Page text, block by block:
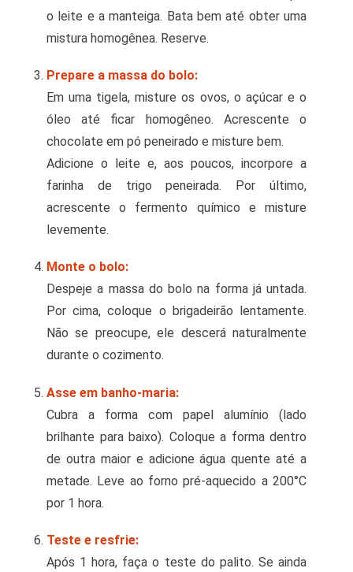
o leite e a manteiga. Bata bem até obter uma
mistura homogênea. Reserve.
Prepare a massa do bolo:
Em uma tigela, misture os ovos, o açúcar e o
óleo até ficar homogêneo. Acrescente o
chocolate em pó peneirado e misture bem.
Adicione o leite e, aos poucos, incorpore a
farinha de trigo peneirada. Por último,
acrescente o fermento químico e misture
levemente.
Monte o bolo:
Despeje a massa do bolo na forma já untada.
Por cima, coloque o brigadeirão lentamente.
Não se preocupe, ele descerá naturalmente
durante o cozimento.
Asse em banho-maria:
Cubra a forma com papel alumínio (lado
brilhante para baixo). Coloque a forma dentro
de outra maior e adicione água quente até a
metade. Leve ao forno pré-aquecido a 200°C
por 1 hora.
Teste e resfrie:
Após 1 hora, faça o teste do palito. Se ainda